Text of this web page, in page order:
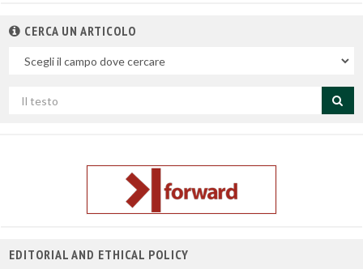
CERCA UN ARTICOLO
campo
per
EDITORIAL AND ETHICAL POLICY